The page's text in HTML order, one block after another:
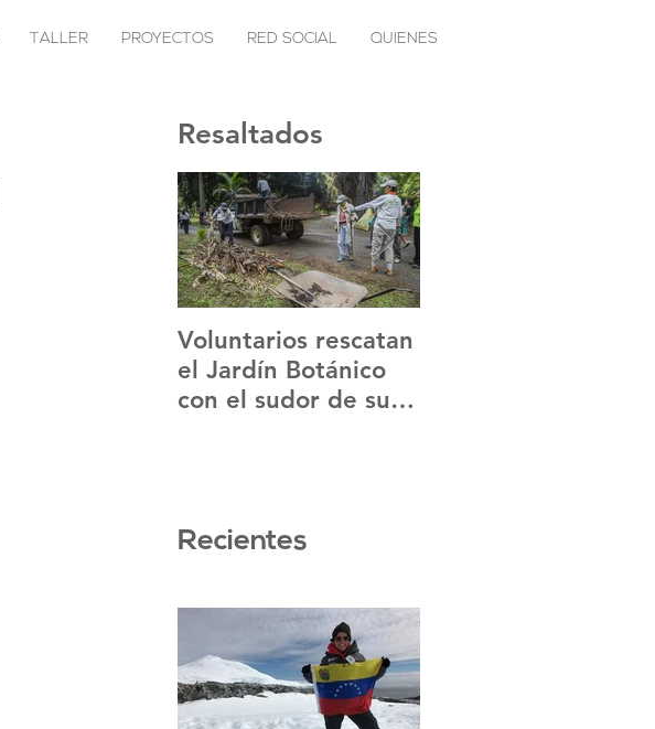
TALLER PROYECTOS RED SOCIAL QUIENES
Resaltados
Voluntarios rescatan
el Jardín Botánico
con el sudor de su
Recientes